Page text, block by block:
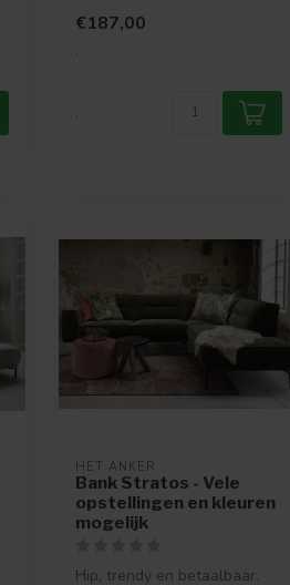
€187,00
.
.
HET ANKER
Bank Stratos - Vele
opstellingen en kleuren
mogelijk
Hip, trendy en betaalbaar.